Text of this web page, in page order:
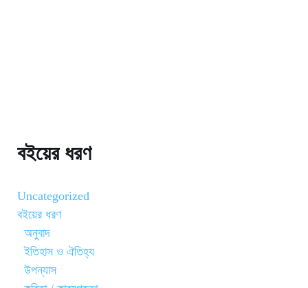
বইয়ের ধরণ
Uncategorized
বইয়ের ধরণ
অনুবাদ
ইতিহাস ও ঐতিহ্য
উপন্যাস